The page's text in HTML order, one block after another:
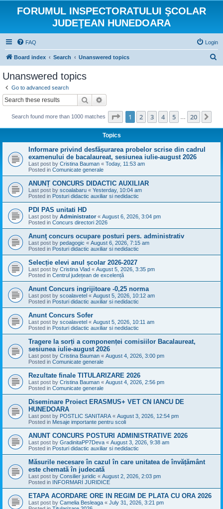
FORUMUL INSPECTORATULUI ŞCOLAR
JUDEŢEAN HUNEDOARA
FAQ Login
Board index Search Unanswered topics
Unanswered topics
Go to advanced search
Search
Search found more than 1000 matches Page 1of 20
1 2 3 4 5 20
Topics
Informare privind desfășurarea probelor scrise din cadrul
examenului de bacalaureat, sesiunea iulie-august 2026
Last post by Cristina Bauman « Today, 11:53 am
Posted in Comunicate generale
ANUNȚ CONCURS DIDACTIC AUXILIAR
Last post by scoalabaru « Yesterday, 10:04 am
Posted in Posturi didactic auxiliar si nedidactic
PDI PAS unitati HD
Last post by Administrator « August 6, 2026, 3:04 pm
Posted in Concurs directori 2026
Anunţ concurs ocupare posturi pers. administrativ
Last post by pedagogic « August 6, 2026, 7:15 am
Posted in Posturi didactic auxiliar si nedidactic
Selecție elevi anul școlar 2026-2027
Last post by Cristina Vlad « August 5, 2026, 3:35 pm
Posted in Centrul județean de excelență
Anunt Concurs ingrijitoare -0,25 norma
Last post by scoalavetel « August 5, 2026, 10:12 am
Posted in Posturi didactic auxiliar si nedidactic
Anunt Concurs Sofer
Last post by scoalavetel « August 5, 2026, 10:11 am
Posted in Posturi didactic auxiliar si nedidactic
Tragere la sorți a componenței comisiilor Bacalaureat,
sesiunea iulie-august 2026
Last post by Cristina Bauman « August 4, 2026, 3:00 pm
Posted in Comunicate generale
Rezultate finale TITULARIZARE 2026
Last post by Cristina Bauman « August 4, 2026, 2:56 pm
Posted in Comunicate generale
Diseminare Proiect ERASMUS+ VET CN IANCU DE
HUNEDOARA
Last post by POSTLIC SANITARA « August 3, 2026, 12:54 pm
Posted in Mesaje importante pentru scoli
ANUNT CONCURS POSTURI ADMINISTRATIVE 2026
Last post by GradinitaPP7Deva « August 3, 2026, 9:38 am
Posted in Posturi didactic auxiliar si nedidactic
Măsurile necesare în cazul în care unitatea de învățământ
este chemată în judecată
Last post by Consilier juridic « August 2, 2026, 2:03 pm
Posted in INFORMARI JURIDICE
ETAPA ACORDARE ORE IN REGIM DE PLATA CU ORA 2026
Last post by Camelia Besleaga « July 31, 2026, 3:21 pm